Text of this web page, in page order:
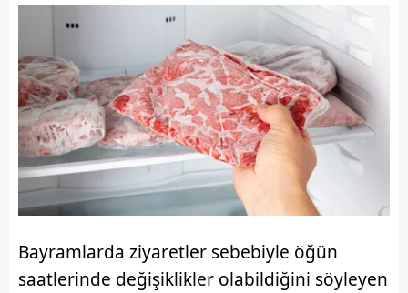
Bayramlarda ziyaretler sebebiyle öğün
saatlerinde değişiklikler olabildiğini söyleyen